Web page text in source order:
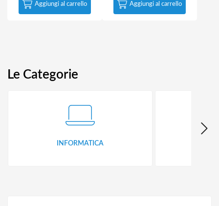
Aggiungi al carrello Aggiungi al carrello
Le Categorie
INFORMATICA